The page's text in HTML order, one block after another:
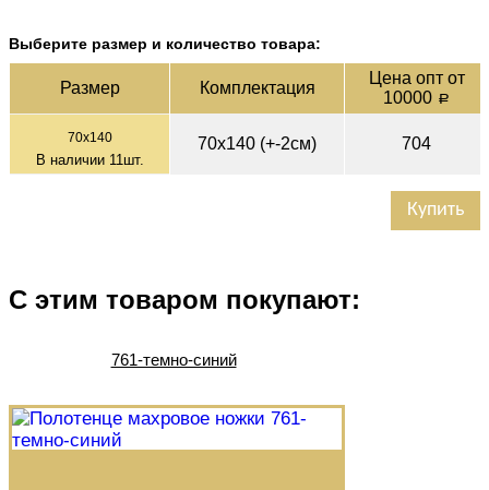
Выберите размер и количество товара:
Раз­мер Ком­плек­тация
Цена опт от
10000 a
70х140
В наличии 11 шт.
70х140 (+-2см) 704
Купить
С этим товаром покупают:
761-темно-синий